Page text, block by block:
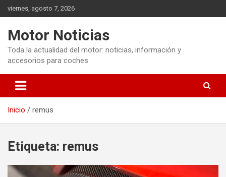
Saltar
al
viernes, agosto 7, 2026
Motor Noticias
Toda la actualidad del motor: noticias, información y
accesorios para coches
Inicio remus
Etiqueta: remus